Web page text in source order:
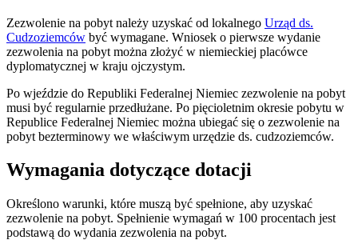
Zezwolenie na pobyt należy uzyskać od lokalnego Urząd ds.
Cudzoziemców być wymagane. Wniosek o pierwsze wydanie
zezwolenia na pobyt można złożyć w niemieckiej placówce
dyplomatycznej w kraju ojczystym.
Po wjeździe do Republiki Federalnej Niemiec zezwolenie na pobyt
musi być regularnie przedłużane. Po pięcioletnim okresie pobytu w
Republice Federalnej Niemiec można ubiegać się o zezwolenie na
pobyt bezterminowy we właściwym urzędzie ds. cudzoziemców.
Wymagania dotyczące dotacji
Określono warunki, które muszą być spełnione, aby uzyskać
zezwolenie na pobyt. Spełnienie wymagań w 100 procentach jest
podstawą do wydania zezwolenia na pobyt.